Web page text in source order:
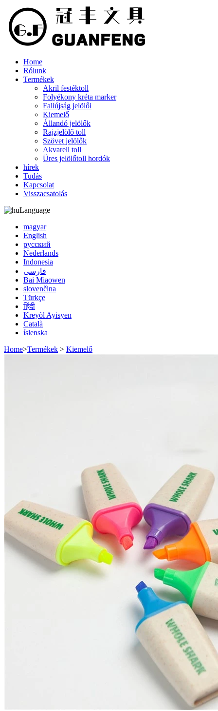
Home
Rólunk
Termékek
Akril festéktoll
Folyékony kréta marker
Faliújság jelölői
Kiemelő
Állandó jelölők
Rajzjelölő toll
Szövet jelölők
Akvarell toll
Üres jelölőtoll hordók
hírek
Tudás
Kapcsolat
Visszacsatolás
Language
magyar
English
русский
Nederlands
Indonesia
فارسی
Bai Miaowen
slovenčina
Türkçe
हिंदी
Kreyòl Ayisyen
Català
íslenska
Home>Termékek > Kiemelő